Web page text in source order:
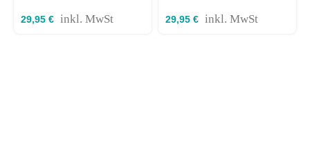
180x200cm
29,95 € inkl. MwSt
180x200cm
29,95 € inkl. MwSt